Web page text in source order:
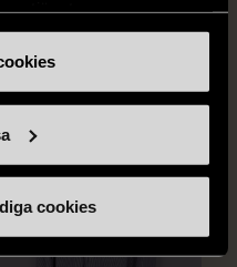
cookies
Mycket gott skick
399 kr